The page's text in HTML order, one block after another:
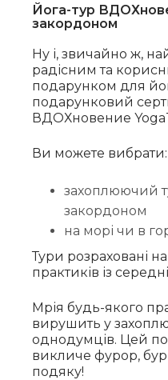
Йога-тур
закордоном
Ну і, звичайно ж,
радісним та
подарунком для
подарунковий
ВДОХновение
Ви можете вибрати:
захоплюючий
закордоном
на морі чи в
Тури розраховані на
практиків із
Мрія будь-якого
вирушить у
однодумців. Цей
викличе фурор,
подяку!